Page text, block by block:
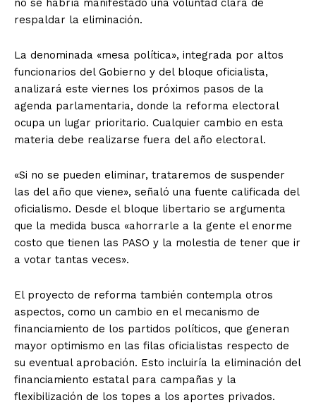
no se habría manifestado una voluntad clara de
respaldar la eliminación.
La denominada «mesa política», integrada por altos
funcionarios del Gobierno y del bloque oficialista,
analizará este viernes los próximos pasos de la
agenda parlamentaria, donde la reforma electoral
ocupa un lugar prioritario. Cualquier cambio en esta
materia debe realizarse fuera del año electoral.
«Si no se pueden eliminar, trataremos de suspender
las del año que viene», señaló una fuente calificada del
oficialismo. Desde el bloque libertario se argumenta
que la medida busca «ahorrarle a la gente el enorme
costo que tienen las PASO y la molestia de tener que ir
a votar tantas veces».
El proyecto de reforma también contempla otros
aspectos, como un cambio en el mecanismo de
financiamiento de los partidos políticos, que generan
mayor optimismo en las filas oficialistas respecto de
su eventual aprobación. Esto incluiría la eliminación del
financiamiento estatal para campañas y la
flexibilización de los topes a los aportes privados.